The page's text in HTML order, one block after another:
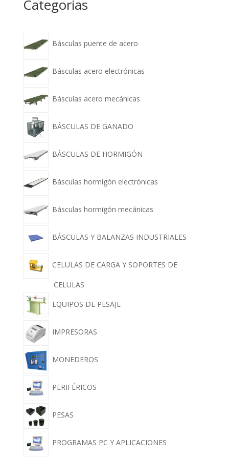
Categorias
Básculas puente de acero
Básculas acero electrónicas
Básculas acero mecánicas
BÁSCULAS DE GANADO
BÁSCULAS DE HORMIGÓN
Básculas hormigón electrónicas
Básculas hormigón mecánicas
BÁSCULAS Y BALANZAS INDUSTRIALES
CELULAS DE CARGA Y SOPORTES DE
CELULAS
EQUIPOS DE PESAJE
IMPRESORAS
MONEDEROS
PERIFÉRICOS
PESAS
PROGRAMAS PC Y APLICACIONES